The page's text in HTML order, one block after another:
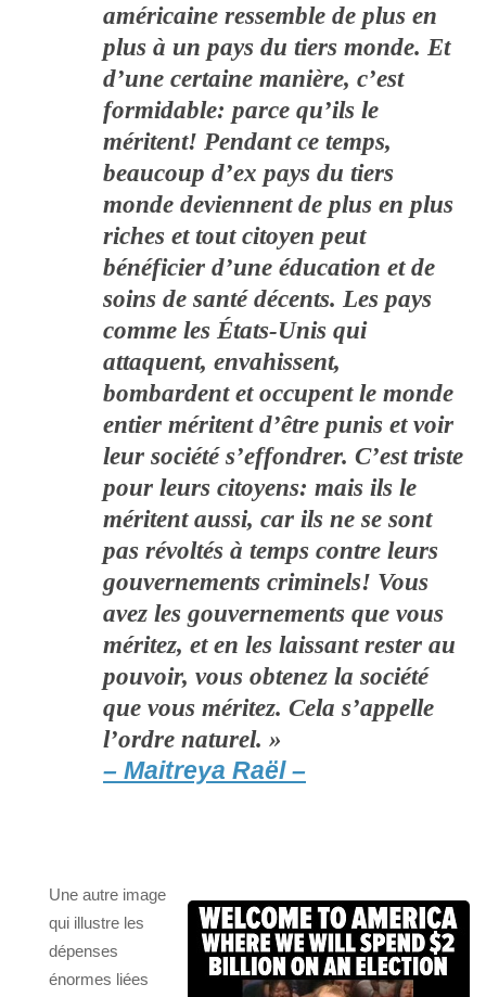
américaine ressemble de plus en
plus à un pays du tiers monde. Et
d’une certaine manière, c’est
formidable: parce qu’ils le
méritent! Pendant ce temps,
beaucoup d’ex pays du tiers
monde deviennent de plus en plus
riches et tout citoyen peut
bénéficier d’une éducation et de
soins de santé décents. Les pays
comme les États-Unis qui
attaquent, envahissent,
bombardent et occupent le monde
entier méritent d’être punis et voir
leur société s’effondrer. C’est triste
pour leurs citoyens: mais ils le
méritent aussi, car ils ne se sont
pas révoltés à temps contre leurs
gouvernements criminels! Vous
avez les gouvernements que vous
méritez, et en les laissant rester au
pouvoir, vous obtenez la société
que vous méritez. Cela s’appelle
l’ordre naturel. »
– Maitreya Raël –
Une autre image
qui illustre les
dépenses
énormes liées